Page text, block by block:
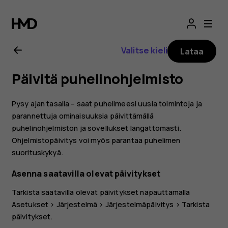
Nokia
2.1
käyttöopas
Valitse kieli Lataa
Päivitä puhelinohjelmisto
Pysy ajan tasalla – saat puhelimeesi uusia toimintoja ja
parannettuja ominaisuuksia päivittämällä
puhelinohjelmiston ja sovellukset langattomasti.
Ohjelmistopäivitys voi myös parantaa puhelimen
suorituskykyä.
Asenna saatavilla olevat päivitykset
Tarkista saatavilla olevat päivitykset napauttamalla
Asetukset > Järjestelmä > Järjestelmäpäivitys > Tarkista
päivitykset.